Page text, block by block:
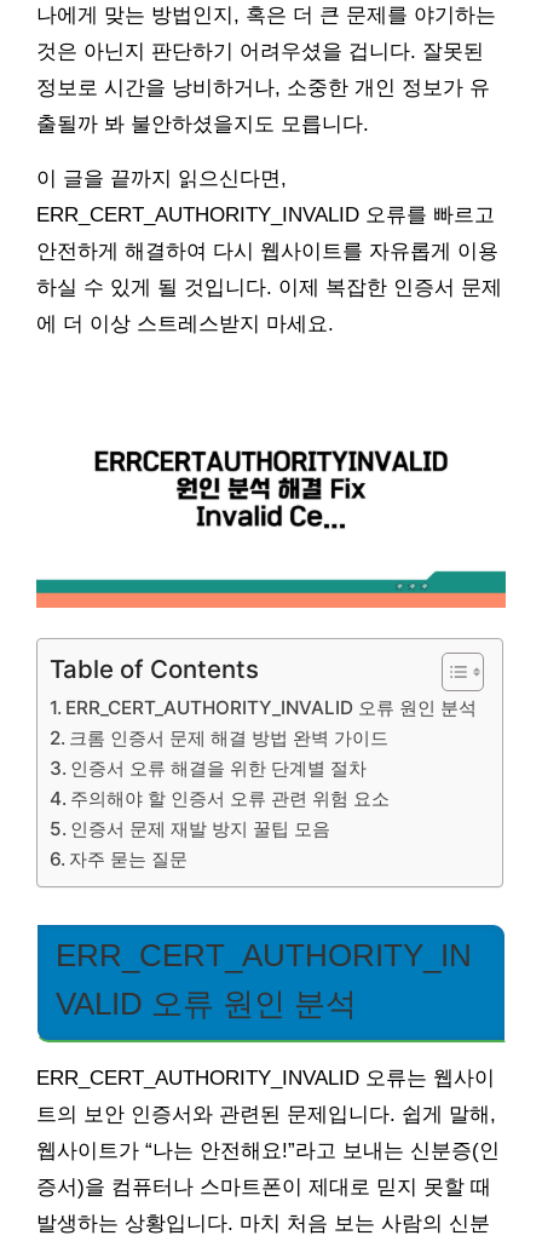
나에게 맞는 방법인지, 혹은 더 큰 문제를 야기하는
것은 아닌지 판단하기 어려우셨을 겁니다. 잘못된
정보로 시간을 낭비하거나, 소중한 개인 정보가 유
출될까 봐 불안하셨을지도 모릅니다.
이 글을 끝까지 읽으신다면,
ERR_CERT_AUTHORITY_INVALID 오류를 빠르고
안전하게 해결하여 다시 웹사이트를 자유롭게 이용
하실 수 있게 될 것입니다. 이제 복잡한 인증서 문제
에 더 이상 스트레스받지 마세요.
Table of Contents
ERR_CERT_AUTHORITY_INVALID 오류 원인 분석
크롬 인증서 문제 해결 방법 완벽 가이드
인증서 오류 해결을 위한 단계별 절차
주의해야 할 인증서 오류 관련 위험 요소
인증서 문제 재발 방지 꿀팁 모음
자주 묻는 질문
ERR_CERT_AUTHORITY_IN
VALID 오류 원인 분석
ERR_CERT_AUTHORITY_INVALID 오류는 웹사이
트의 보안 인증서와 관련된 문제입니다. 쉽게 말해,
웹사이트가 “나는 안전해요!”라고 보내는 신분증(인
증서)을 컴퓨터나 스마트폰이 제대로 믿지 못할 때
발생하는 상황입니다. 마치 처음 보는 사람의 신분